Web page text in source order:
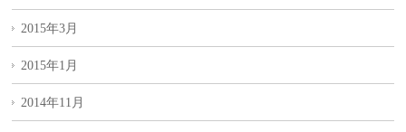
2015年3月
2015年1月
2014年11月